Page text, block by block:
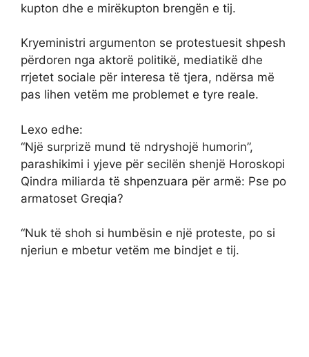
kupton dhe e mirëkupton brengën e tij.
Kryeministri argumenton se protestuesit shpesh
përdoren nga aktorë politikë, mediatikë dhe
rrjetet sociale për interesa të tjera, ndërsa më
pas lihen vetëm me problemet e tyre reale.
Lexo edhe:
“Një surprizë mund të ndryshojë humorin”,
parashikimi i yjeve për secilën shenjë Horoskopi
Qindra miliarda të shpenzuara për armë: Pse po
armatoset Greqia?
“Nuk të shoh si humbësin e një proteste, po si
njeriun e mbetur vetëm me bindjet e tij.